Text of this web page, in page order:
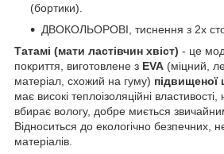
(бортики).
ДВОКОЛЬОРОВІ, тиснення з 2х
Татамі (мати ластівчин хвіст) - це
покриття, виготовлене з EVA (міцний,
матеріал, схожий на гуму) підвищеної
має високі теплоізоляційні
вбирає вологу, добре миється
Відноситься до екологічно безпечних,
матеріалів.